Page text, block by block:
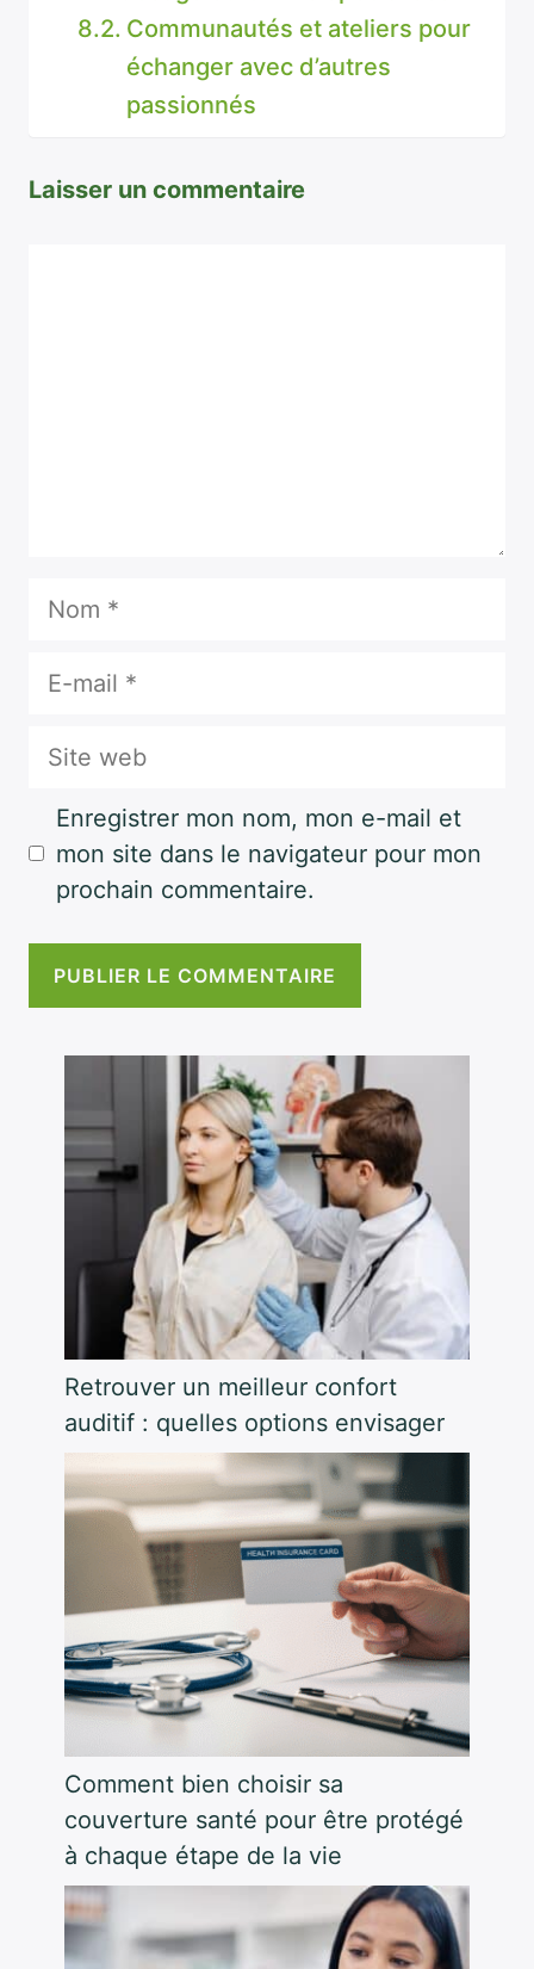
Communautés et ateliers pour
échanger avec d’autres
passionnés
Laisser un commentaire
Nom
E-
Site
Enregistrer mon nom, mon e-mail et
mon site dans le navigateur pour mon
prochain commentaire.
Retrouver un meilleur confort
auditif : quelles options envisager
Comment bien choisir sa
couverture santé pour être protégé
à chaque étape de la vie